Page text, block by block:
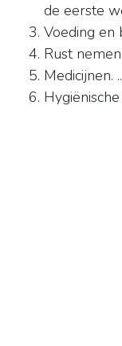
de eerste
Voeding en
Rust
Medicijnen.